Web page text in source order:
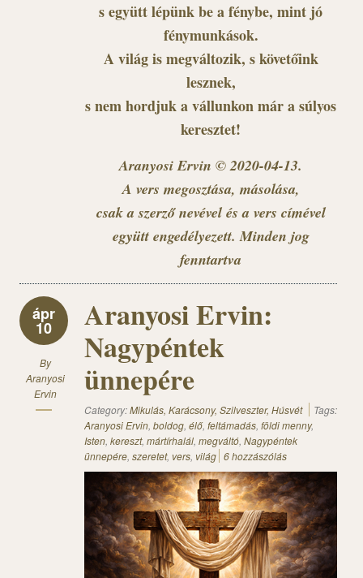
s együtt lépünk be a fénybe, mint jó
fénymunkások.
A világ is megváltozik, s követőink
lesznek,
s nem hordjuk a vállunkon már a súlyos
keresztet!
Aranyosi Ervin © 2020-04-13.
A vers megosztása, másolása,
csak a szerző nevével és a vers címével
együtt engedélyezett. Minden jog
fenntartva
ápr
10
By
Aranyosi
Ervin
Aranyosi Ervin:
Nagypéntek
ünnepére
Category:Mikulás, Karácsony, Szilveszter, Húsvét
Tags:
Aranyosi Ervin, boldog, élő, feltámadás, földi menny,
Isten, kereszt, mártírhalál, megváltó, Nagypéntek
ünnepére, szeretet, vers, világ 6 hozzászólás